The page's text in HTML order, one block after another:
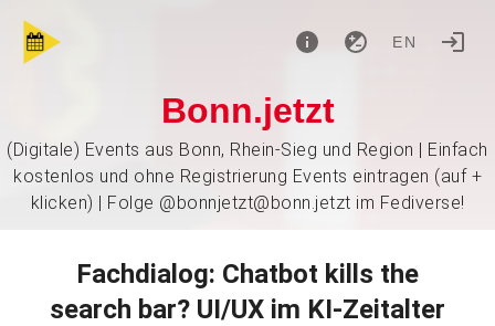
EN
Bonn.jetzt
(Digitale) Events aus Bonn, Rhein-Sieg und Region | Einfach
kostenlos und ohne Registrierung Events eintragen (auf +
klicken) | Folge @bonnjetzt@bonn.jetzt im Fediverse!
Fachdialog: Chatbot kills the
search bar? UI/UX im KI-Zeitalter